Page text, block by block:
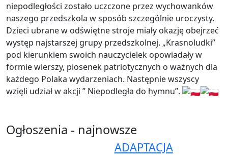
niepodległości zostało uczczone przez wychowanków
naszego przedszkola w sposób szczególnie uroczysty.
Dzieci ubrane w odświętne stroje miały okazję obejrzeć
występ najstarszej grupy przedszkolnej. „Krasnoludki”
pod kierunkiem swoich nauczycielek opowiadały w
formie wierszy, piosenek patriotycznych o ważnych dla
każdego Polaka wydarzeniach. Następnie wszyscy
wzięli udział w akcji ” Niepodległa do hymnu”.
Ogłoszenia - najnowsze
ADAPTACJA